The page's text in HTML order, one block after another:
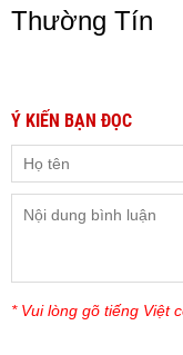
Thường Tín
Ý KIẾN BẠN ĐỌC
* Vui lòng gõ tiếng Việt